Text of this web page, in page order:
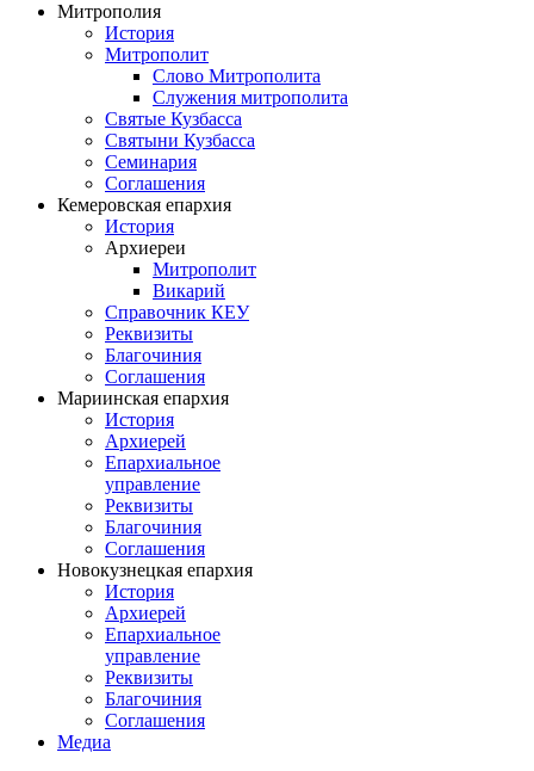
Митрополия
История
Митрополит
Слово Митрополита
Служения митрополита
Святые Кузбасса
Святыни Кузбасса
Семинария
Соглашения
Кемеровская епархия
История
Архиереи
Митрополит
Викарий
Справочник КЕУ
Реквизиты
Благочиния
Соглашения
Мариинская епархия
История
Архиерей
Епархиальное
управление
Реквизиты
Благочиния
Соглашения
Новокузнецкая епархия
История
Архиерей
Епархиальное
управление
Реквизиты
Благочиния
Соглашения
Медиа